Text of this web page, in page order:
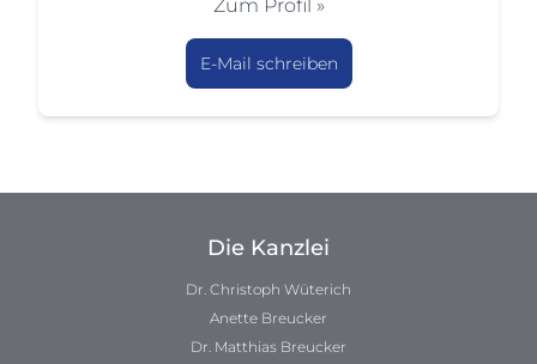
Zum Profil »
E-Mail schreiben
Die Kanzlei
Dr. Christoph Wüterich
Anette Breucker
Dr. Matthias Breucker